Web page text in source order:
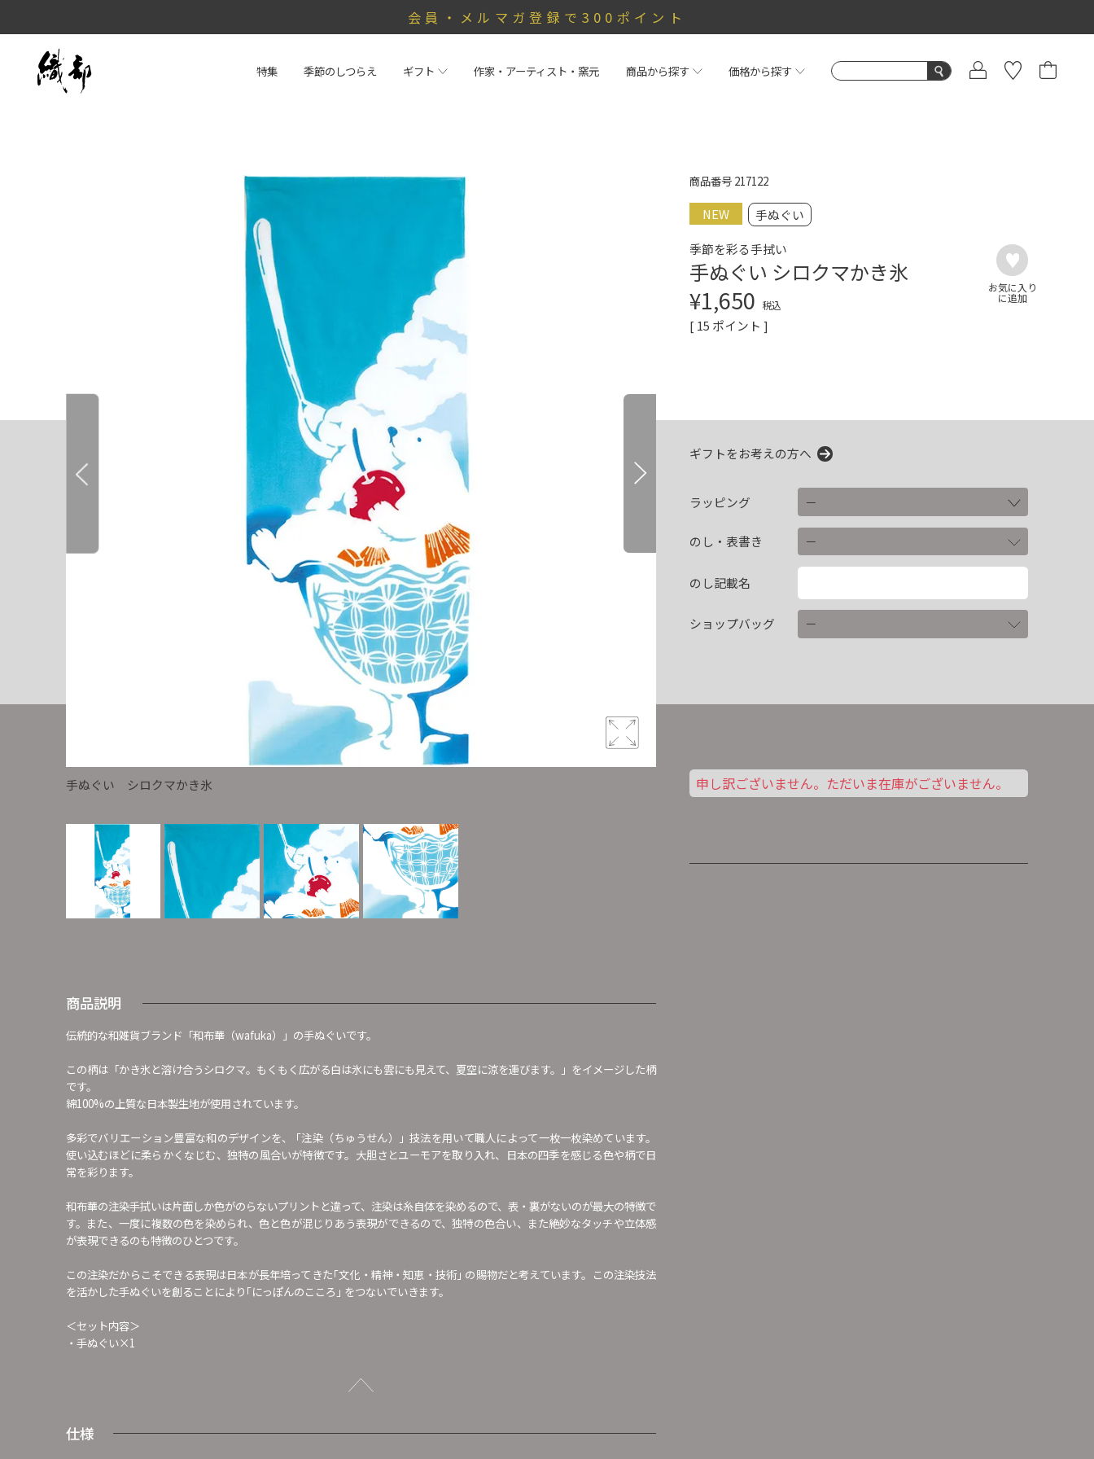
会員・メルマガ登録で300ポイント
特集 季節のしつらえ ギフト 作家・アーティスト・窯元 商品から探す 価格から探す
手ぬぐい シロクマかき氷 かき氷と溶け合うシロクマ
商品説明
伝統的な和雑貨ブランド「和布華（wafuka）」の手ぬぐいです。
この柄は「かき氷と溶け合うシロクマ。もくもく広がる白は氷にも雲にも見えて、夏空に涼を運びます。」をイメージした柄
です。
綿100%の上質な日本製生地が使用されています。
多彩でバリエーション豊富な和のデザインを、 ｢注染（ちゅうせん）」技法を用いて職人によって一枚一枚染めています。
使い込むほどに柔らかくなじむ、独特の風合いが特徴です。大胆さとユーモアを取り入れ、日本の四季を感じる色や柄で日
常を彩ります。
和布華の注染手拭いは片面しか色がのらないプリントと違って、注染は糸自体を染めるので、表・裏がないのが最大の特徴で
す。また、一度に複数の色を染められ、色と色が混じりあう表現ができるので、独特の色合い、また絶妙なタッチや立体感
が表現できるのも特徴のひとつです。
この注染だからこそできる表現は日本が長年培ってきた｢文化・精神・知恵・技術｣ の賜物だと考えています。この注染技法
を活かした手ぬぐいを創ることにより｢にっぽんのこころ｣ をつないでいきます。
＜セット内容＞
・手ぬぐい×1
仕様
商品番号 217122
NEW 手ぬぐい
季節を彩る手拭い
手ぬぐい シロクマかき氷
¥1,650 税込
[ 15 ポイント ]
ギフトをお考えの方へ
ラッピング
のし・表書き
のし記載名
ショップバッグ
申し訳ございません。ただいま在庫がございません。